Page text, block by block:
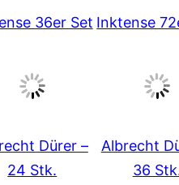
36er Set Inktense
Dürer –
24 Stk.
Albrecht
36